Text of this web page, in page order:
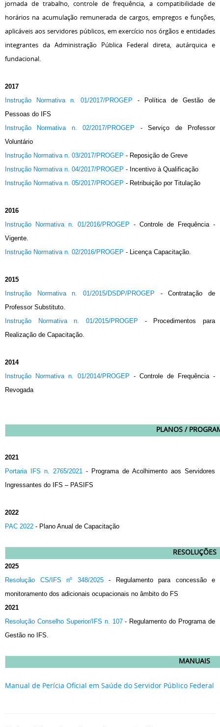
jornada de trabalho, controle de frequência, a compatibilidade de
horários na acumulação remunerada de cargos, empregos e funções,
aplicáveis aos servidores públicos, em exercício nos órgãos e entidades
integrantes da Administração Pública Federal direta, autárquica e
fundacional.
2017
Instrução Normativa n. 01/2017/PROGEP - Política de Gestão de
Pessoas do IFS
Instrução Normativa n. 02/2017/PROGEP - Serviço de Professor
Voluntário
Instrução Normativa n. 03/2017/PROGEP - Reposição de Greve
Instrução Normativa n. 04/2017/PROGEP - Incentivo à Qualificação
Instrução Normativa n. 05/2017/PROGEP - Retribuição por Titulação
2016
Instrução Normativa n. 01/2016/PROGEP - Controle de Frequência -
Vigente.
Instrução Normativa n. 02/2016/PROGEP - Licença Capacitação.
2015
Instrução Normativa n. 01/2015/DSDP/PROGEP - Contratação de
Professor Substituto.
Instrução Normativa n. 01/2015/PROGEP - Procedimentos para
Realização de Capacitação.
2014
Instrução Normativa n. 01/2014/PROGEP - Controle de Frequência -
Revogada
PLANOS /
2021
Portaria IFS n. 2765/2021 - Programa de Acolhimento aos Servidores
Ingressantes do IFS – PASIFS
2022
PAC 2022 - Plano Anual de Capacitação
RESOLUÇÕES
2025
Resolução CS/IFS nº 348/2025- Regulamento para concessão e
monitoramento dos adicionais ocupacionais no âmbito do FS
2021
Resolução Conselho Superior/IFS n. 107- Regulamento do Programa de
Gestão no IFS.
MANUAIS
Manual de Perícia Oficial em Saúde do Servidor Público Federal